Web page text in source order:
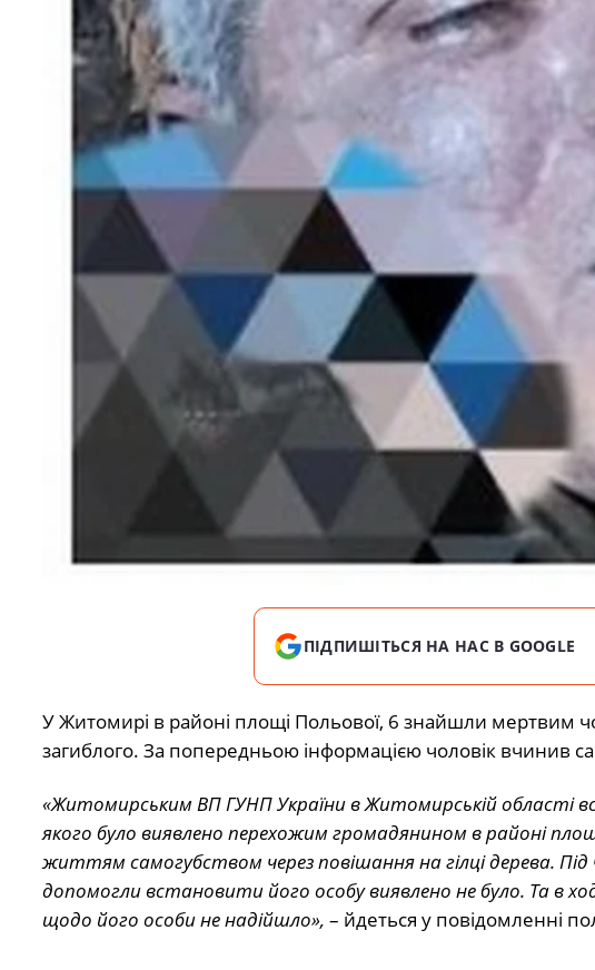
ПІДПИШІТЬСЯ НА НАС В GOOGLE
У Житомирі в районі площі Польової, 6 знайшли мертвим
загиблого. За попередньою інформацією чоловік вчинив
«Житомирським ВП ГУНП України в Житомирській області
якого було виявлено перехожим громадянином в районі
життям самогубством через повішання на гілці дерева. Під
допомогли встановити його особу виявлено не було. Та в
щодо його особи не надійшло», – йдеться у повідомленні